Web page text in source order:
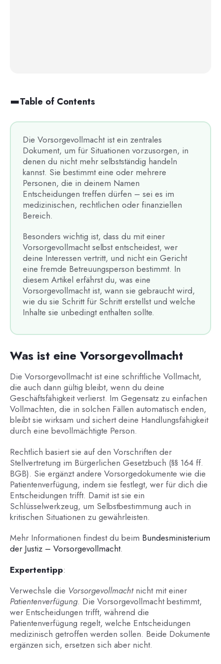
Die Vorsorgevollmacht ist ein zentrales
Dokument, um für Situationen vorzusorgen, in
denen du nicht mehr selbstständig handeln
kannst. Sie bestimmt eine oder mehrere
Personen, die in deinem Namen
Entscheidungen treffen dürfen – sei es im
medizinischen, rechtlichen oder finanziellen
Bereich.
Besonders wichtig ist, dass du mit einer
Vorsorgevollmacht selbst entscheidest, wer
deine Interessen vertritt, und nicht ein Gericht
eine fremde Betreuungsperson bestimmt. In
diesem Artikel erfährst du, was eine
Vorsorgevollmacht ist, wann sie gebraucht wird,
wie du sie Schritt für Schritt erstellst und welche
Inhalte sie unbedingt enthalten sollte.
Table of Contents
Was ist eine Vorsorgevollmacht
Die Vorsorgevollmacht ist eine schriftliche Vollmacht,
die auch dann gültig bleibt, wenn du deine
Geschäftsfähigkeit verlierst. Im Gegensatz zu einfachen
Vollmachten, die in solchen Fällen automatisch enden,
bleibt sie wirksam und sichert deine Handlungsfähigkeit
durch eine bevollmächtigte Person.
Rechtlich basiert sie auf den Vorschriften der
Stellvertretung im Bürgerlichen Gesetzbuch (§§ 164 ff.
BGB). Sie ergänzt andere Vorsorgedokumente wie die
Patientenverfügung, indem sie festlegt, wer für dich die
Entscheidungen trifft. Damit ist sie ein
Schlüsselwerkzeug, um Selbstbestimmung auch in
kritischen Situationen zu gewährleisten.
Mehr Informationen findest du beim Bundesministerium
der Justiz – Vorsorgevollmacht.
Expertentipp:
Verwechsle die Vorsorgevollmachtnicht mit einer
Patientenverfügung. Die Vorsorgevollmacht bestimmt,
wer Entscheidungen trifft, während die
Patientenverfügung regelt, welche Entscheidungen
medizinisch getroffen werden sollen. Beide Dokumente
ergänzen sich, ersetzen sich aber nicht.